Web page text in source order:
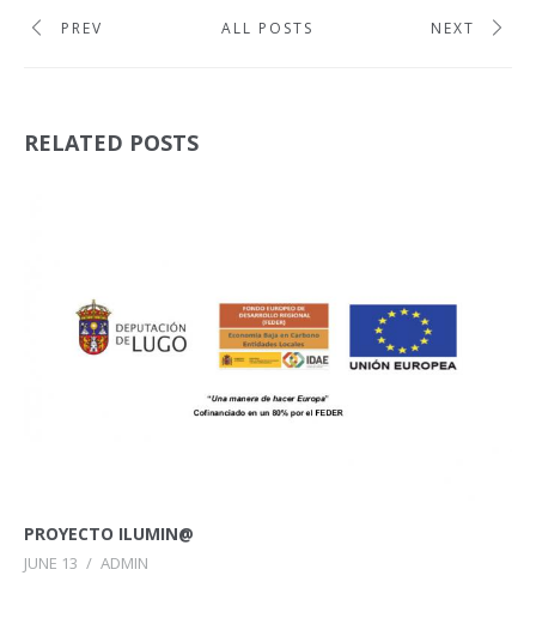
PREV ALL POSTS NEXT
RELATED POSTS
PROYECTO ILUMIN@
JUNE 13 / ADMIN